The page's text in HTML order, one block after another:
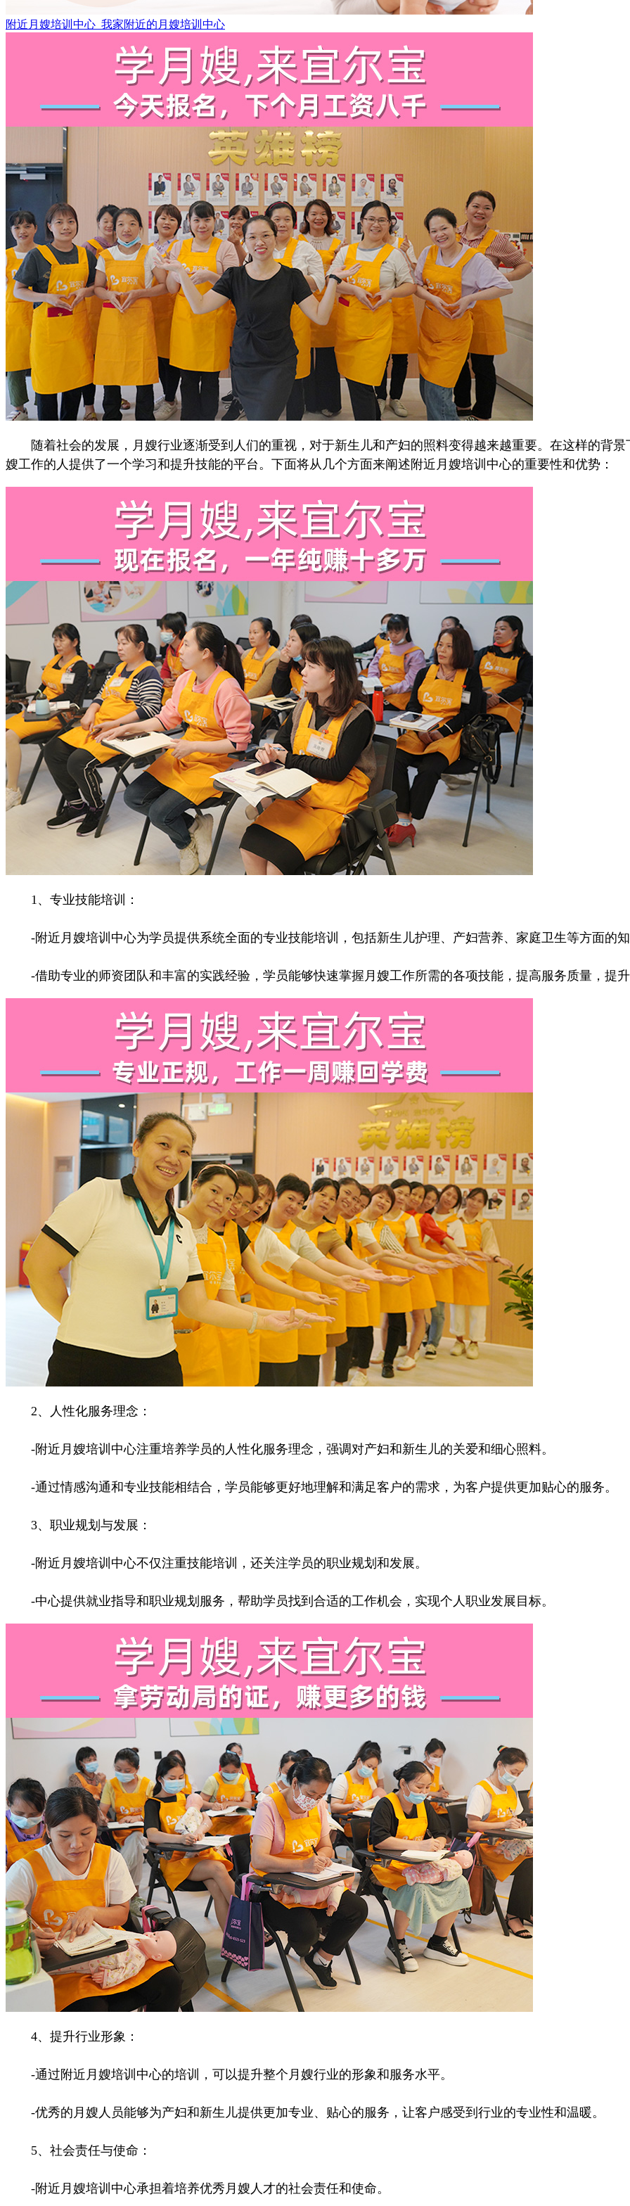
附近月嫂培训中心_我家附近的月嫂培训中心
随着社会的发展，月嫂行业逐渐受到人们的重视，对于新生儿和产妇的照料变得越来越重要。在这样的背景
嫂工作的人提供了一个学习和提升技能的平台。下面将从几个方面来阐述附近月嫂培训中心的重要性和优势：
1、专业技能培训：
-附近月嫂培训中心为学员提供系统全面的专业技能培训，包括新生儿护理、产妇营养、家庭卫生等方面的
-借助专业的师资团队和丰富的实践经验，学员能够快速掌握月嫂工作所需的各项技能，提高服务质量，提
2、人性化服务理念：
-附近月嫂培训中心注重培养学员的人性化服务理念，强调对产妇和新生儿的关爱和细心照料。
-通过情感沟通和专业技能相结合，学员能够更好地理解和满足客户的需求，为客户提供更加贴心的服务。
3、职业规划与发展：
-附近月嫂培训中心不仅注重技能培训，还关注学员的职业规划和发展。
-中心提供就业指导和职业规划服务，帮助学员找到合适的工作机会，实现个人职业发展目标。
4、提升行业形象：
-通过附近月嫂培训中心的培训，可以提升整个月嫂行业的形象和服务水平。
-优秀的月嫂人员能够为产妇和新生儿提供更加专业、贴心的服务，让客户感受到行业的专业性和温暖。
5、社会责任与使命：
-附近月嫂培训中心承担着培养优秀月嫂人才的社会责任和使命。